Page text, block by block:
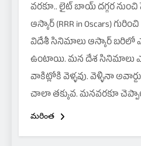
వరకూ.. లైట్ బాయ్ దగ్గర నుంచి
ఆస్కార్ (RRR in Oscars)
విదేశీ సినిమాలు ఆస్కార్ బరిలో
ఉంటాయి. మన దేశ సినిమాలు
వాకిట్లోకి వెళ్ళవు. వెళ్ళినా
చాలా తక్కువ. మనవరకూ
మరింత